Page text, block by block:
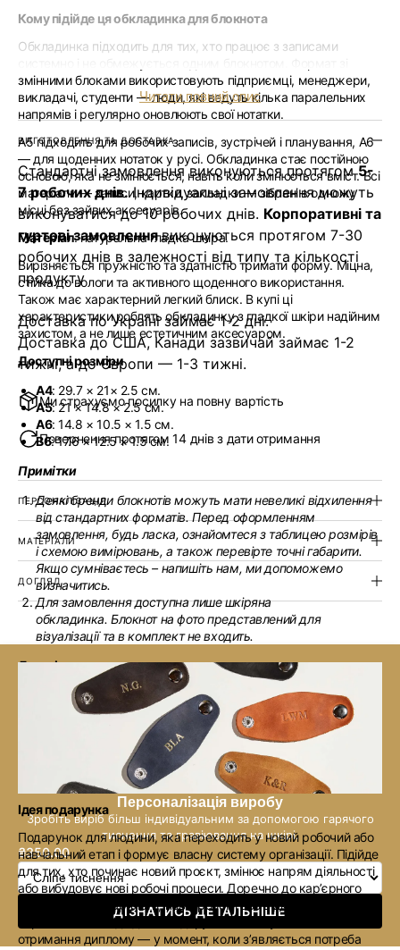
Кому підійде ця обкладинка для блокнота
Обкладинка підходить для тих, хто працює з записами
змінними блоками використовують підприємці, менеджери,
викладачі, студенти — люди, які ведуть кілька паралельних
напрямів і регулярно оновлюють свої нотатки.
A5 підходить для робочих записів, зустрічей і планування, A6
— для щоденних нотаток у русі. Обкладинка стає постійною
основою, яка не змінюється, навіть коли змінюється вміст. Всі
матеріали — записи, картки, закладки — зібрані в одному
місці без зайвих аксесуарів.
Матеріал: натуральна гладка шкіра.
Вирізняється пружністю та здатністю тримати форму. Міцна,
стійка до вологи та активного щоденного використання.
Також має характерний легкий блиск. В купі ці
характеристики роблять обкладинку з гладкої шкіри надійним
захистом, а не лише естетичним аксесуаром.
Доступні розміри
A4: 29.7 × 21× 2.5 см.
A5: 21 × 14.8 × 2.5 см.
A6: 14.8 × 10.5 × 1.5 см.
B6: 17.6 × 12.5 × 1.5 см.
Примітки
Деякі бренди блокнотів можуть мати невеликі відхилення
від стандартних форматів. Перед оформленням
замовлення, будь ласка, ознайомтеся з таблицею розмірів
і схемою вимірювань, а також перевірте точні габарити.
Якщо сумніваєтесь – напишіть нам, ми допоможемо
визначитись.
Для замовлення доступна лише шкіряна
обкладинка. Блокнот на фото представлений для
візуалізації та в комплект не входить.
Деталі
Фіксація: зовні обкладинка має резинку, яка дозволяє
тримати блокнот закритим. Тому в ньому зручно тримати
закладку, візитівки чи нотатки на окремих листках.
: чисті лінії, мінімальне прошиття та надійне
шліфування краю роблять вигляд обкладинки лаконічним
та мінімалістичним.
Ідея подарунка
Подарунок для людини, яка переходить у новий робочий або
навчальний етап і формує власну систему організації. Підійде
для тих, хто починає новий проєкт, змінює напрям діяльності
або вибудовує нові робочі процеси. Доречно до кар’єрного
старту, першої зарплати, нової роботи або відкриття власної
справи. Також підійде як подарунок на випускний чи
отримання диплому — у момент, коли з’являється потреба
Читати повний опис
ВИГОТОВЛЕННЯ ТА ДОСТАВКА
Стандартні замовлення виконуються протягом5-
7 робочих днів.Індивідуальні замовлення можуть
виконуватися до 10 робочих днів. Корпоративні та
гуртові замовленнявиконуються протягом 7-30
робочих днів в залежності від типу та кількості
продукту
Доставка по Україні займає 1-2 дні.
Доставка до США, Канади зазвичай займає 1-2
тижні, а до Європи — 1-3 тижні.
Ми страхуємо посилку на повну вартість
Повернення протягом 14 днів з дати отримання
ПЕРСОНАЛІЗАЦІЯ
МАТЕРІАЛИ
ДОГЛЯД
Персоналізація виробу
Зробіть виріб більш індивідуальним за допомогою гарячого
тиснення та гравіювання на шкірі.
Звичайна
ціна
₴350.00
ДІЗНАТИСЬ ДЕТАЛЬНІШЕ